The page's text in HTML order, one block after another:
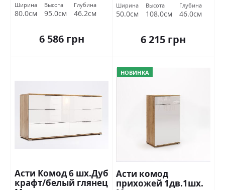
Ширина
80.0см
Высота
95.0см
Глубина
46.2см
6 586 грн
Ширина
50.0см
Высота
108.0см
Глубина
46.0см
6 215 грн
Асти Комод 6 шх.Дуб
крафт/белый глянец
НОВИНКА
Асти комод
прихожей 1дв.1шх.